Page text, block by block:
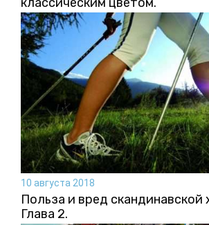
классическим цветом.
10 августа 2018
Польза и вред скандинавской
Глава 2.